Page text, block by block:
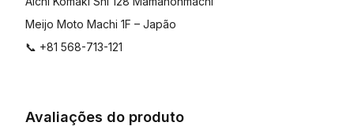
Meijo Moto Machi 1F – Japão
📞 +81 568-713-121
Avaliações do produto